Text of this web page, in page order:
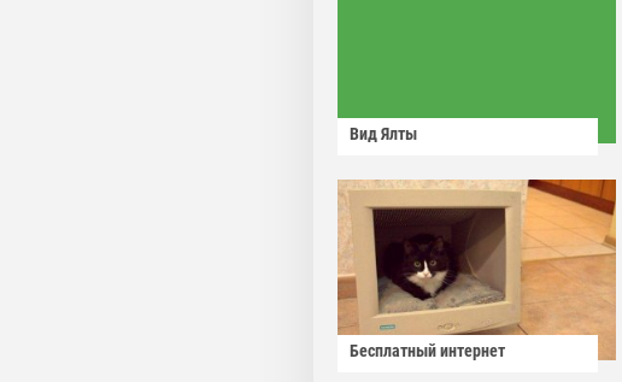
Вид Ялты
Бесплатный интернет